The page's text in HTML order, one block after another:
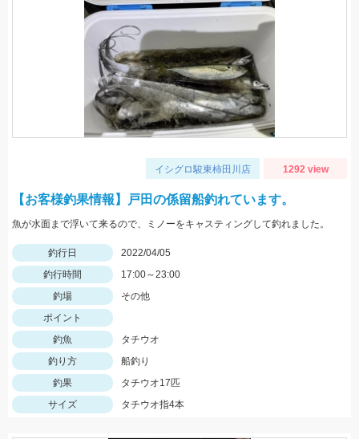
イシグロ駿東柿田川店 1292 view
【お客様釣果情報】戸田の係留船釣れています。
魚が水面まで浮いて来るので、ミノーをキャスティングして釣れました。
釣行日
2022/04/05
釣行時間
17:00～23:00
釣場
その他
ポイント
釣魚
タチウオ
釣り方
船釣り
釣果
タチウオ17匹
サイズ
タチウオ指4本